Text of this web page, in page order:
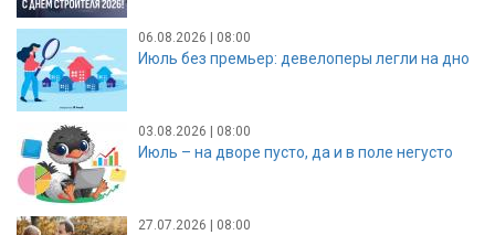
06.08.2026 | 08:00
Июль без премьер: девелоперы легли на дно
03.08.2026 | 08:00
Июль – на дворе пусто, да и в поле негусто
27.07.2026 | 08:00